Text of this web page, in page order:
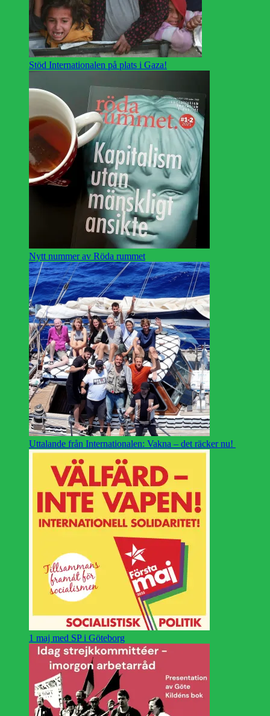
Stöd Internationalen på plats i Gaza!
Nytt nummer av Röda rummet
Uttalande från Internationalen: Vakna – det räcker nu!
1 maj med SP i Göteborg